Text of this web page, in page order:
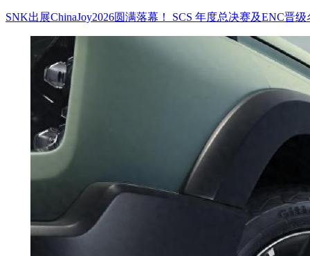
SNK出展ChinaJoy2026圆满落幕！ SCS 年度总决赛及ENC晋